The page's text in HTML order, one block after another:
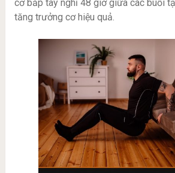
cơ bắp tay nghỉ 48 giờ giữa các buổi
tăng trưởng cơ hiệu quả.